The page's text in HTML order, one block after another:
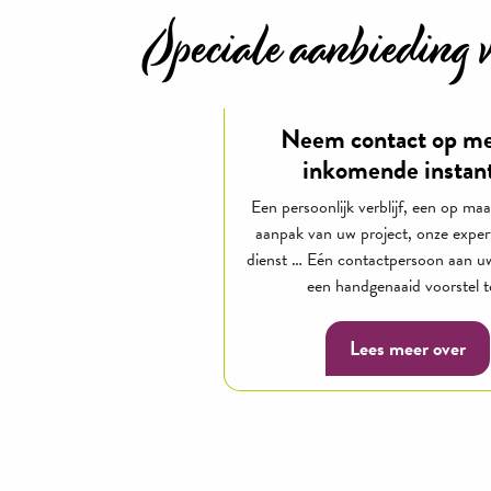
Speciale aanbieding
Neem contact op
inkomende
Een persoonlijk verblijf, een op
aanpak van uw project, onze
dienst … Eén contactpersoon aan
een handgenaaid voorstel
Lees meer over